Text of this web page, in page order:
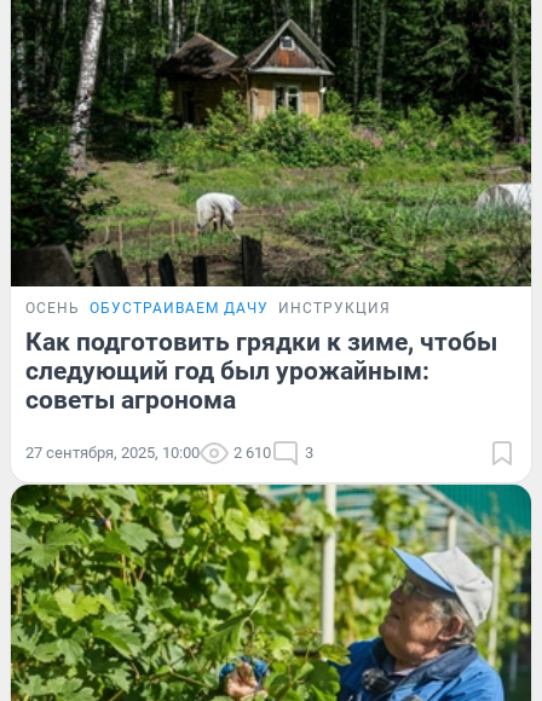
ОСЕНЬ ОБУСТРАИВАЕМ ДАЧУ ИНСТРУКЦИЯ
Как подготовить грядки к зиме, чтобы
следующий год был урожайным:
советы агронома
27 сентября, 2025, 10:00 2 610 3